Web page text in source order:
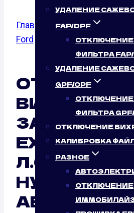
УДАЛЕНИЕ
FAP/DPF
ФИЛЬТРА
УДАЛЕНИЕ
GPF/OPF
ФИЛЬТРА
ОТКЛЮЧЕНИЕ
КАЛИБРОВКА
РАЗНОЕ
ОТКЛЮЧЕНИЕ
Главная /Отключение
Ford
Explorer / 3.5
ВИХРЕВЫХ
ЗАСЛОНОК
EXPLORER
Л.С.): ТАК
НУЖНО